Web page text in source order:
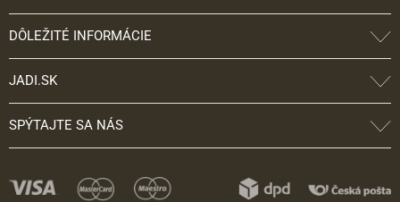
DÔLEŽITÉ INFORMÁCIE
JADI.SK
SPÝTAJTE SA NÁS